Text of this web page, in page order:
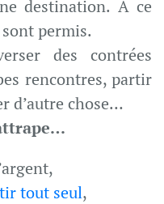
destination. A ce
permis.
des contrées
rencontres, partir
d’autre chose…
tout seul,